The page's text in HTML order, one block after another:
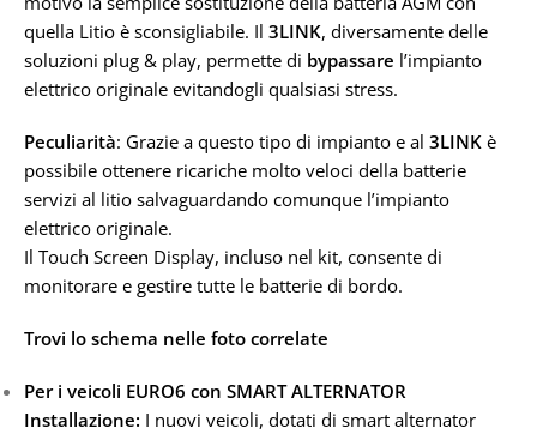
quella Litio è sconsigliabile. Il 3LINK, diversamente delle
soluzioni plug & play, permette di bypassare l’impianto
elettrico originale evitandogli qualsiasi stress.
Peculiarità: Grazie a questo tipo di impianto e al 3LINK è
possibile ottenere ricariche molto veloci della batterie
servizi al litio salvaguardando comunque l’impianto
elettrico originale.
Il Touch Screen Display, incluso nel kit, consente di
monitorare e gestire tutte le batterie di bordo.
Trovi lo schema nelle foto correlate
Per i veicoli EURO6 con SMART ALTERNATOR
Installazione: I nuovi veicoli, dotati di smart alternator